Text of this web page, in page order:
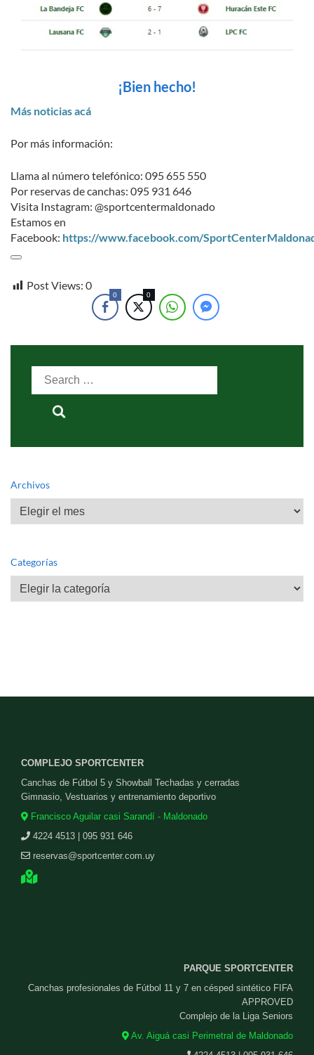
¡Bien hecho!
Más noticias acá
Por más información:
Llama al número telefónico: 095 655 550
Por reservas de canchas: 095 931 646
Visita Instagram: @sportcentermaldonado
Estamos en
Facebook: https://www.facebook.com/
Post Views: 0
0 0
Search
Archivos
Archivos
Categorías
Categorías
COMPLEJO SPORTCENTER
Canchas de Fútbol 5 y Showball Techadas y cerradas
Gimnasio, Vestuarios y entrenamiento deportivo
Francisco Aguilar casi Sarandí - Maldonado
4224 4513 | 095 931 646
reservas@sportcenter.com.uy
PARQUE SPORTCENTER
Canchas profesionales de Fútbol 11 y 7 en césped sintético FIFA
APPROVED
Complejo de la Liga Seniors
Av. Aiguá casi Perimetral de Maldonado